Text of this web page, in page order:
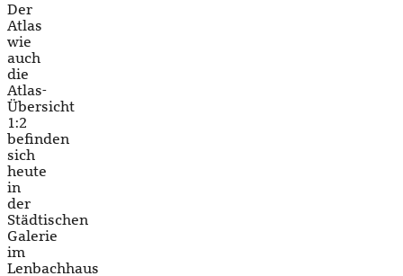
Der
Atlas
wie
auch
die
Atlas-
Übersicht
1:2
befinden
sich
heute
in
der
Städtischen
Galerie
im
Lenbachhaus